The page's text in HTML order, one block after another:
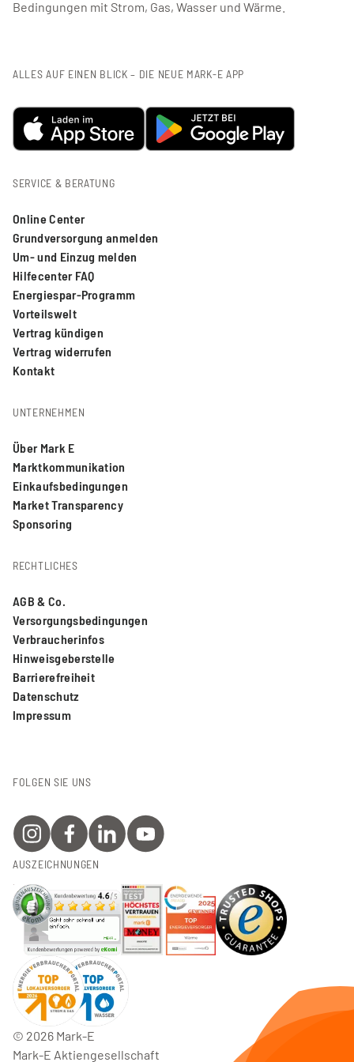
(BMWK).
CO2-Preis und Emissionsfaktor für Erdgas
entsprechen den Vorgaben im Tool.
Bedingungen mit Strom, Gas, Wasser und Wärme.
ALLES AUF EINEN BLICK – DIE NEUE MARK-E APP
SERVICE & BERATUNG
Online Center
Grundversorgung anmelden
Um- und Einzug melden
Hilfecenter FAQ
Energiespar-Programm
Vorteilswelt
Vertrag kündigen
Vertrag widerrufen
Kontakt
UNTERNEHMEN
Über Mark E
Marktkommunikation
Einkaufsbedingungen
Market Transparency
Sponsoring
RECHTLICHES
AGB & Co.
Versorgungsbedingungen
Verbraucherinfos
Hinweisgeberstelle
Barrierefreiheit
Datenschutz
Impressum
FOLGEN SIE UNS
AUSZEICHNUNGEN
© 2026 Mark-E
Mark-E Aktiengesellschaft